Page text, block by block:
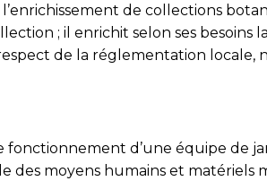
de collections
; il enrichit selon ses
de la réglementation
fonctionnement d’une équipe de
des moyens humains et matériels